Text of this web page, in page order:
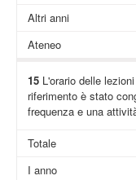
Altri anni
Ateneo
15L'orario delle
riferimento è stato
frequenza e una
Totale
I anno